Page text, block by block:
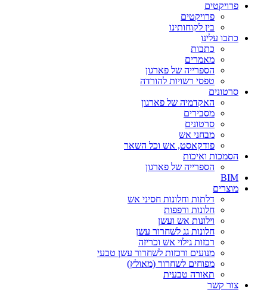
פרויקטים
פרויקטים
בין לקוחותינו
כתבו עלינו
כתבות
מאמרים
הספרייה של פארגון
טפסי רשויות להורדה
סרטונים
האקדמיה של פארגון
מסבירים
סרטונים
מבחני אש
פודקאסט, אש וכל השאר
הסמכות ואיכות
הספרייה של פארגון
BIM
מוצרים‎
דלתות וחלונות חסיני אש
חלונות ורפפות
וילונות אש ועשן
חלונות גג לשחרור עשן
רכזות גילוי אש וכריזה
מנועים ורכזות לשחרור עשן טבעי
מפוחים לשחרור (מאולץ)
תאורה טבעית
צור קשר